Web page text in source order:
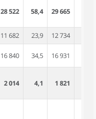
28 522 58,4 29 665
11 682 23,9 12 734
16 840 34,5 16 931
2 014 4,1 1 821